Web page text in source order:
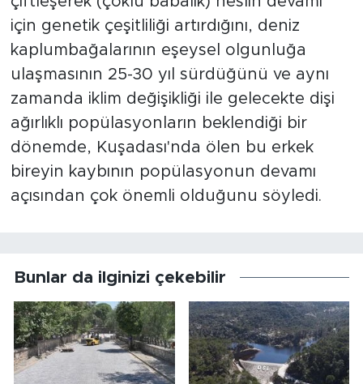
için genetik çeşitliliği artırdığını, deniz
kaplumbağalarının eşeysel olgunluğa
ulaşmasının 25-30 yıl sürdüğünü ve aynı
zamanda iklim değişikliği ile gelecekte dişi
ağırlıklı popülasyonların beklendiği bir
dönemde, Kuşadası'nda ölen bu erkek
bireyin kaybının popülasyonun devamı
açısından çok önemli olduğunu söyledi.
Bunlar da ilginizi çekebilir